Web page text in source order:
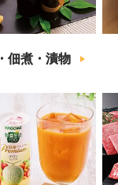
佃煮・漬物